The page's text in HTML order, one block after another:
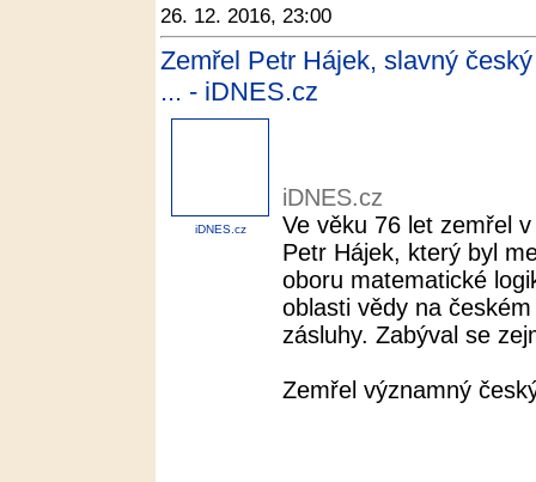
26. 12. 2016, 23:00
Zemřel Petr Hájek, slavný
... - iDNES.cz
iDNES.cz
iDNES.cz
Ve věku 76 let zemřel
Petr Hájek, který byl
oboru matematické
oblasti vědy na
zásluhy. Zabýval se
Zemřel významný